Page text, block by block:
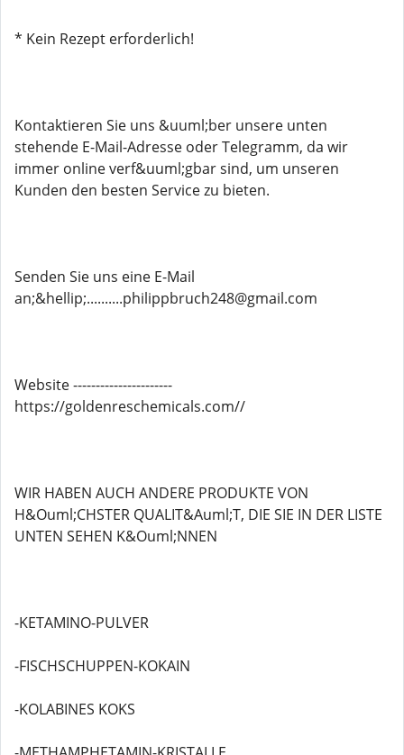
* Kein Rezept erforderlich!
Kontaktieren Sie uns &uuml;ber unsere unten
stehende E-Mail-Adresse oder Telegramm, da wir
immer online verf&uuml;gbar sind, um unseren
Kunden den besten Service zu bieten.
Senden Sie uns eine E-Mail
an;&hellip;..........philippbruch248@gmail.com
Website ----------------------
https://goldenreschemicals.com//
WIR HABEN AUCH ANDERE PRODUKTE VON
H&Ouml;CHSTER QUALIT&Auml;T, DIE SIE IN DER LISTE
UNTEN SEHEN K&Ouml;NNEN
-KETAMINO-PULVER
-FISCHSCHUPPEN-KOKAIN
-KOLABINES KOKS